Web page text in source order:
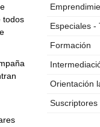
todos
Especiales -
Formación
Orientación
Suscriptores